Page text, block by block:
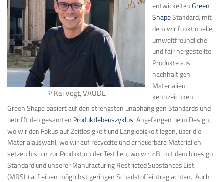
© Kai Vogt, VAUDE
entwickeltenGreen
ShapeStandard, mit
dem wir funktionelle,
umweltfreundliche
und fair hergestellte
Produkte aus
nachhaltigen
Materialien
kennzeichnen.
Green Shape basiert auf den strengsten unabhängigen Standards und
betrifft den gesamten Produktlebenszyklus: Angefangen beim Design,
wo wir den Fokus auf Zeitlosigkeit und Langlebigkeit legen, über die
Materialauswahl, wo wir auf recycelte und erneuerbare Materialien
setzen bis hin zur Produktion der Textilien, wo wir z.B. mit dem bluesign
Standard und unserer Manufacturing Restricted Substances List
(MRSL) auf einen möglichst geringen Schadstoffeintrag achten. Auch